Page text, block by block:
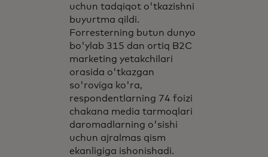
uchun tadqiqot o'tkazishni
buyurtma qildi.
Forresterning butun dunyo
bo'ylab 315 dan ortiq B2C
marketing yetakchilari
orasida o'tkazgan
so'roviga ko'ra,
respondentlarning 74 foizi
chakana media tarmoqlari
daromadlarning o'sishi
uchun ajralmas qism
ekanligiga ishonishadi.